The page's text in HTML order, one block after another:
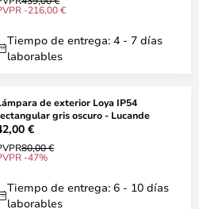
-216,00 €
Tiempo de entrega: 4 - 7 días
laborables
de exterior Loya IP54
gris oscuro - Lucande
€
80,00 €
-47%
Tiempo de entrega: 6 - 10 días
laborables